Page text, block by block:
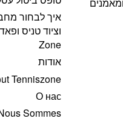
איך לבחור
Zone
אודות
Tenniszone
О нас
Sommes